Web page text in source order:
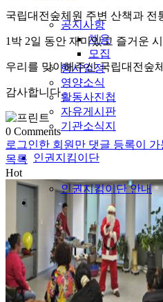
공지사항
채용
모집
행사일정
영양소식
활동사진첩
자유게시판
기관소식지
인권지킴이단
인권지킴이단 안내
국립대전숲체원 주변 산책과 전
1박 2일 동안 재미있고 즐거운
우리를 맞이해주신 국립대전숲
감사합니다.
0 Comments
로그인한 회원만 댓글 등록이 가
목록
Hot